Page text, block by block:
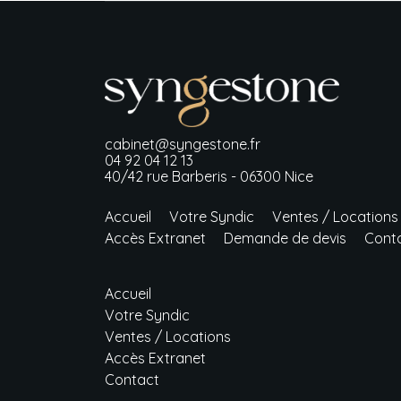
cabinet@syngestone.fr
04 92 04 12 13
40/42 rue Barberis - 06300 Nice
Accueil Votre Syndic
Ventes / Locations
Accès Extranet
Demande de devis
Accueil
Votre Syndic
Ventes / Locations
Accès Extranet
Contact